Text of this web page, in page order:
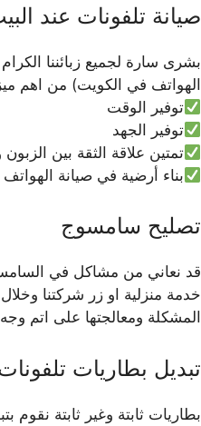
صيانة تلفونات عند
بشرى سارة لجميع زبائننا
الهواتف في الكويت) من اهم
توفير الوقت
توفير الجهد
تمتين علاقة الثقة بين
بناء أرضية في صيانة
تصليح سامسوج
قد نعاني من مشاكل في
خدمة منزلية او زر شركتنا
المشكلة ومعالجتها على اتم
تبديل بطاريات
بطاريات ثابتة وغير ثابتة نقوم